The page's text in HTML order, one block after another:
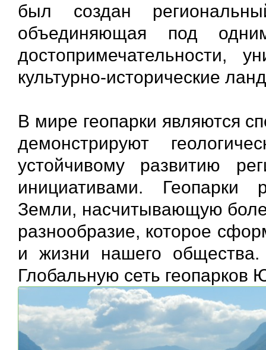
был создан
объединяющая под
достопримечательности,
культурно-исторические
В мире геопарки являются
демонстрируют
устойчивому развитию
инициативами. Геопарки
Земли, насчитывающую
разнообразие, которое
и жизни нашего
Глобальную сеть